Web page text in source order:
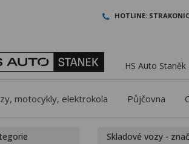
HOTLINE:
HS Auto
motocykly, elektrokola Půjčovna
Skladové vozy -